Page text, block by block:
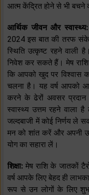
आत्म केंद्रित होने से भी बचने
आर्थिक जीवन और स्वास्थ्य:
2024 इस बात की तरफ
स्थिति उत्कृष्ट रहने वाली
निवेश कर सकते हैं। मेष
कि आपको खुद पर विश्वास
चलना है। यह वर्ष आपको
करने के ढेरों अवसर प्रदान
स्वास्थ्य उत्तम रहने
जल्दबाजी में कोई निर्णय
मन को शांत करें और अपनी
योग का सहारा लें।
शिक्षा:मेष राशि के जातकों
वर्ष आपके लिए बेहद ही
रूप से उन लोगों के लिए शुभ